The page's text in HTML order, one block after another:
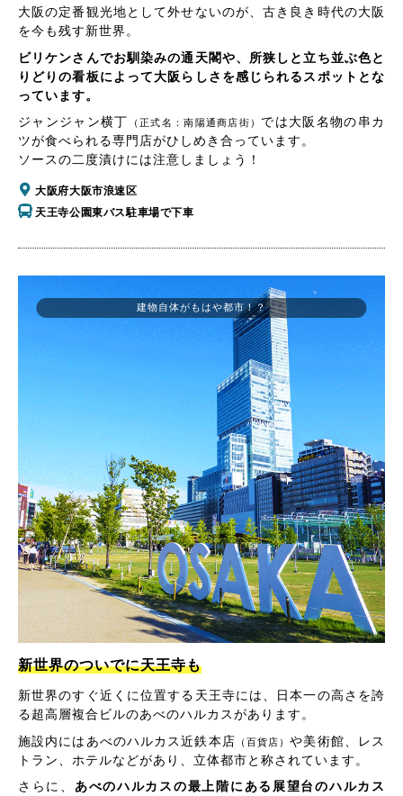
大阪の定番観光地として外せないのが、古き良き時代の大阪
を今も残す新世界。
ビリケンさんでお馴染みの通天閣や、所狭しと立ち並ぶ色と
りどりの看板によって大阪らしさを感じられるスポットとな
っています。
ジャンジャン横丁
（正式名：南陽通商店街） では大阪名物の串カ
ツが食べられる専門店がひしめき合っています。
ソースの二度漬けには注意しましょう！
大阪府大阪市浪速区
天王寺公園東バス駐車場で下車
新世界のついでに天王寺も
新世界のすぐ近くに位置する天王寺には、日本一の高さを誇
る超高層複合ビルのあべのハルカスがあります。
施設内にはあべのハルカス近鉄本店 （百貨店）や美術館、レス
トラン、ホテルなどがあり、立体都市と称されています。
さらに、 あべのハルカスの最上階にある展望台のハルカス
建物自体がもはや都市！？